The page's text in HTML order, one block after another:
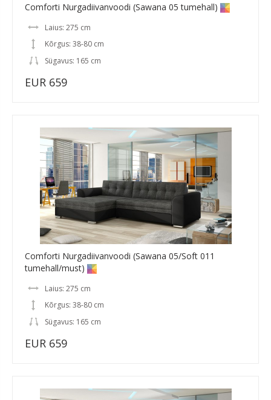
Comforti Nurgadiivanvoodi (Sawana 05 tumehall)
Laius: 275 cm
Kõrgus: 38-80 cm
Sügavus: 165 cm
EUR 659
Comforti Nurgadiivanvoodi (Sawana 05/Soft 011
tumehall/must)
Laius: 275 cm
Kõrgus: 38-80 cm
Sügavus: 165 cm
EUR 659